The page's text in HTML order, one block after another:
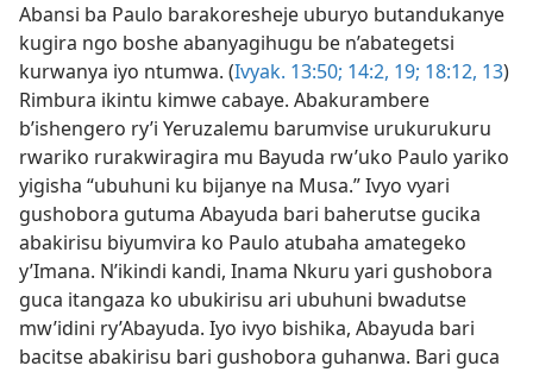
Abansi ba Paulo barakoresheje uburyo butandukanye
kugira ngo boshe abanyagihugu be n’abategetsi
kurwanya iyo ntumwa. (Ivyak. 13:50; 14:2, 19; 18:12, 13)
Rimbura ikintu kimwe cabaye. Abakurambere
b’ishengero ry’i Yeruzalemu barumvise urukurukuru
rwariko rurakwiragira mu Bayuda rw’uko Paulo yariko
yigisha “ubuhuni ku bijanye na Musa.” Ivyo vyari
gushobora gutuma Abayuda bari baherutse gucika
abakirisu biyumvira ko Paulo atubaha amategeko
y’Imana. N’ikindi kandi, Inama Nkuru yari gushobora
guca itangaza ko ubukirisu ari ubuhuni bwadutse
mw’idini ry’Abayuda. Iyo ivyo bishika, Abayuda bari
bacitse abakirisu bari gushobora guhanwa. Bari guca